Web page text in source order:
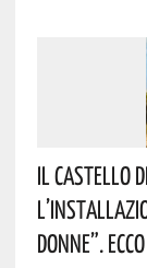
Il Castello
Donne”.